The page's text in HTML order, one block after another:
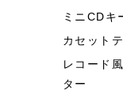
ミニCDキ
カセット
レコード
ター